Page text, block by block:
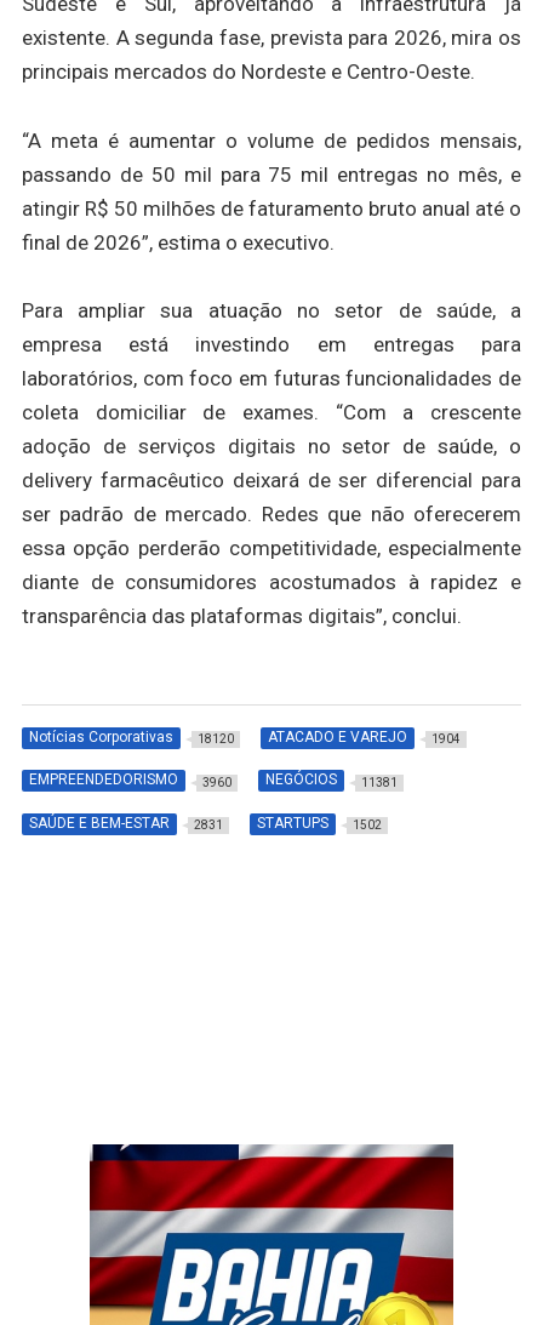
existente. A segunda fase, prevista para 2026, mira os
principais mercados do Nordeste e Centro-Oeste.
“A meta é aumentar o volume de pedidos mensais,
passando de 50 mil para 75 mil entregas no mês, e
atingir R$ 50 milhões de faturamento bruto anual até o
final de 2026”, estima o executivo.
Para ampliar sua atuação no setor de saúde, a
empresa está investindo em entregas para
laboratórios, com foco em futuras funcionalidades de
coleta domiciliar de exames. “Com a crescente
adoção de serviços digitais no setor de saúde, o
delivery farmacêutico deixará de ser diferencial para
ser padrão de mercado. Redes que não oferecerem
essa opção perderão competitividade, especialmente
diante de consumidores acostumados à rapidez e
transparência das plataformas digitais”, conclui.
Notícias Corporativas 18120 ATACADO E VAREJO 1904
EMPREENDEDORISMO 3960 NEGÓCIOS 11381
SAÚDE E BEM-ESTAR 2831 STARTUPS 1502